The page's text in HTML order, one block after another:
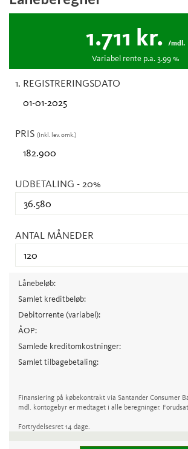
1.711 kr. /mdl.
Variabel rente p.a.3.99%
1. REGISTRERINGSDATO
PRIS (Inkl. lev. omk.)
UDBETALING - 20%
ANTAL MÅNEDER
Lånebeløb:
Samlet kreditbeløb:
Debitorrente(variabel):
ÅOP:
Samlede kreditomkostninger:
Samlet tilbagebetaling:
Finansiering på købekontrakt via Santander Consumer
mdl. kontogebyr er medtaget i alle beregninger.
Fortrydelsesret 14 dage.